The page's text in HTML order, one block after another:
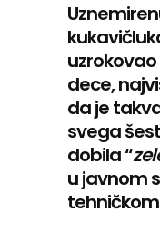
dece,
da je
svega
dobila “
u javnom